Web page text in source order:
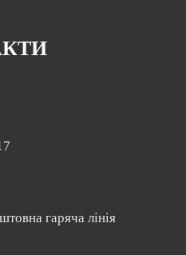
гаряча лінія